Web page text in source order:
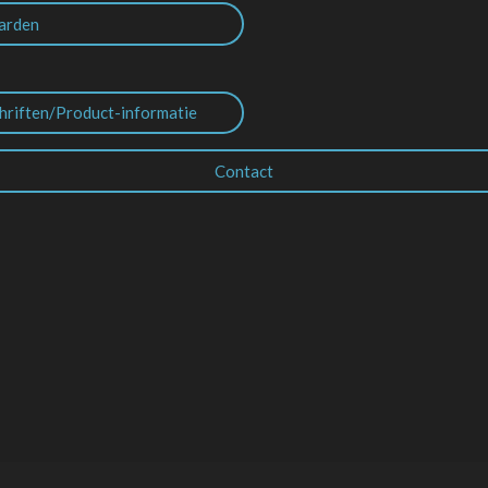
Product-informatie
Contact